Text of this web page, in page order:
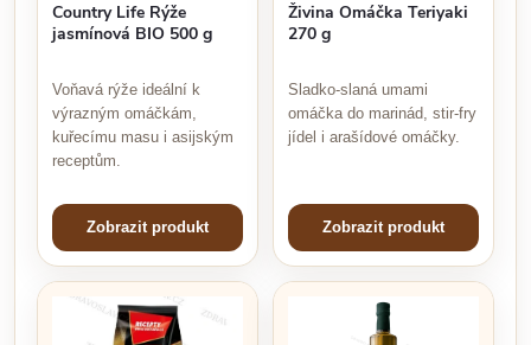
Country Life Rýže
jasmínová BIO 500 g
Voňavá rýže ideální k
výrazným omáčkám,
kuřecímu masu i asijským
receptům.
Zobrazit produkt
Živina Omáčka Teriyaki
270 g
Sladko-slaná umami
omáčka do marinád, stir-fry
jídel i arašídové omáčky.
Zobrazit produkt